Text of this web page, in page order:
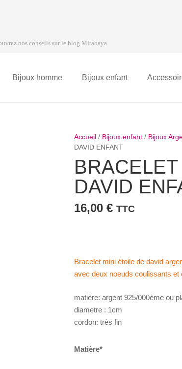
nos conseils sur le blog Mitabaya
Bijoux homme Bijoux enfant
Accueil/ Bijoux enfant/ Bijoux
DAVID ENFANT
DAVID
16,00 € TTC
Bracelet mini étoile de david
avec deux noeuds coulissants et
matière: argent 925/000ème ou
diametre : 1cm
cordon: très fin
Matière*